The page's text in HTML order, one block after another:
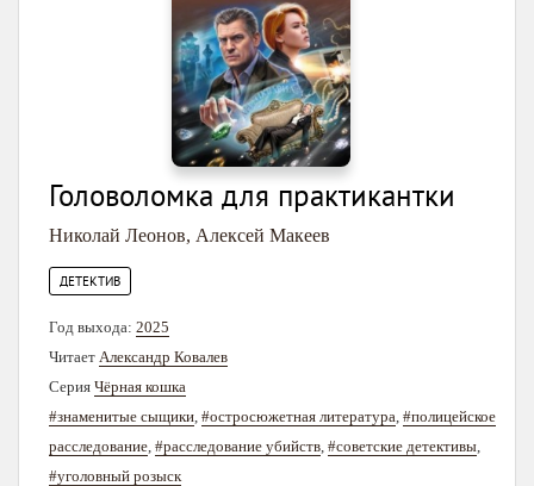
Головоломка для практикантки
Николай Леонов, Алексей Макеев
ДЕТЕКТИВ
Год выхода: 2025
Читает Александр Ковалев
Серия Чёрная кошка
#знаменитые сыщики #остросюжетная литература #полицейское
расследование #расследование убийств #советские детективы
#уголовный розыск